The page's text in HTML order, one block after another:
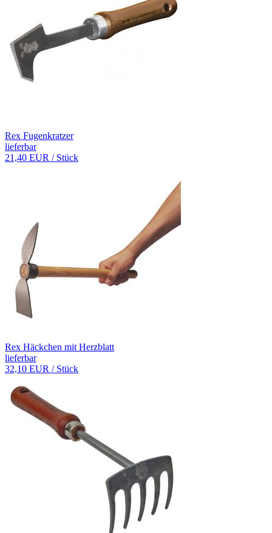
Rex Fugenkratzer
lieferbar
21,40 EUR / Stück
Rex Häckchen mit Herzblatt
lieferbar
32,10 EUR / Stück